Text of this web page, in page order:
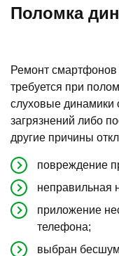
Поломка
Ремонт смартфонов
требуется при
слуховые динамики
загрязнений либо
другие причины
повреждение
неправильная
приложение
телефона;
выбран